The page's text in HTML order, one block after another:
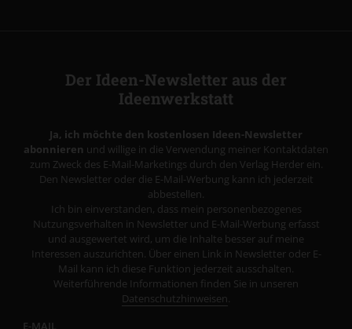
Der Ideen-Newsletter aus der
Ideenwerkstatt
Ja, ich möchte den kostenlosen Ideen-Newsletter
abonnieren und willige in die Verwendung meiner Kontaktdaten
zum Zweck des E-Mail-Marketings durch den Verlag Herder ein.
Den Newsletter oder die E-Mail-Werbung kann ich jederzeit
abbestellen.
Ich bin einverstanden, dass mein personenbezogenes
Nutzungsverhalten in Newsletter und E-Mail-Werbung erfasst
und ausgewertet wird, um die Inhalte besser auf meine
Interessen auszurichten. Über einen Link in Newsletter oder E-
Mail kann ich diese Funktion jederzeit ausschalten.
Weiterführende Informationen finden Sie in unseren
Datenschutzhinweisen.
E-MAIL